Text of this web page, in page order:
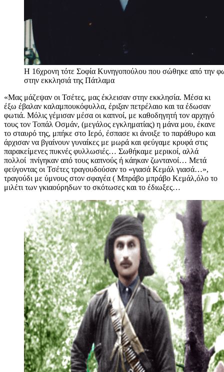
Η 16χρονη τότε Σοφία Κυνηγοπούλου που σώθηκε από την
στην εκκλησιά της Πάτλαμα
«Μας μάζεψαν οι Τσέτες, μας έκλεισαν στην εκκλησία. Μέσα κι
έξω έβαλαν καλαμπουκόφυλλα, έριξαν πετρέλαιο και τα έδωσαν
φωτιά. Μόλις γέμισαν μέσα οι καπνοί, με καθοδηγητή τον αρχηγό
τους τον Τοπάλ Οσμάν, (μεγάλος εγκληματίας) η μάνα μου, έκανε
το σταυρό της, μπήκε στο Ιερό, έσπασε κι άνοιξε το παράθυρο και
άρχισαν να βγαίνουν γυναίκες με μωρά και φεύγαμε κρυφά στις
παρακείμενες πυκνές φυλλωσιές… Σωθήκαμε μερικοί, αλλά
πολλοί πνίγηκαν από τους καπνούς ή κάηκαν ζωντανοί… Μετά
φεύγοντας οι Τσέτες τραγουδούσαν το «γιασά Κεμάλ γιασά…»,
τραγούδι με ύμνους στον σφαγέα ( Μπράβο μπράβο Κεμάλ,όλο το
μιλέτι των γκιαούρηδων το σκότωσες και το έδιωξες…